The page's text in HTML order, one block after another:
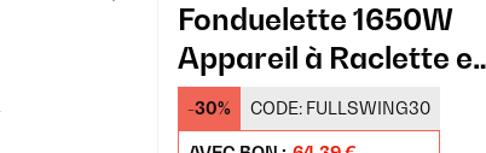
Fonduelette 1650W
Appareil à Raclette et
Fondue 6 Personnes​
Noir
-30% CODE: FULLSWING30